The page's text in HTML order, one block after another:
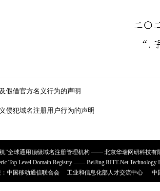
假借官方名义行为的声明
侵犯域名注册用户行为的声明
机”全球通用顶级域名注册管理机构 —— 北京华瑞网研科技有
Top Level Domain Registry —— BeiJing RITT-Net Technology
中国移动通信联合会
工业和信息化部人才交流中心 中